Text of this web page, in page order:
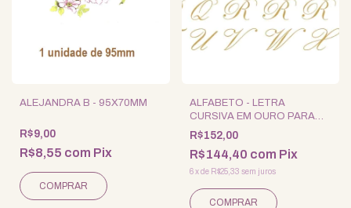
ALEJANDRA B - 95X70MM
R$9,00
R$8,55 com Pix
ALFABETO - LETRA
CURSIVA EM OURO PARA
PORCELANA - GRANDE
R$152,00
R$144,40 com Pix
6 xde R$25,33 sem juros